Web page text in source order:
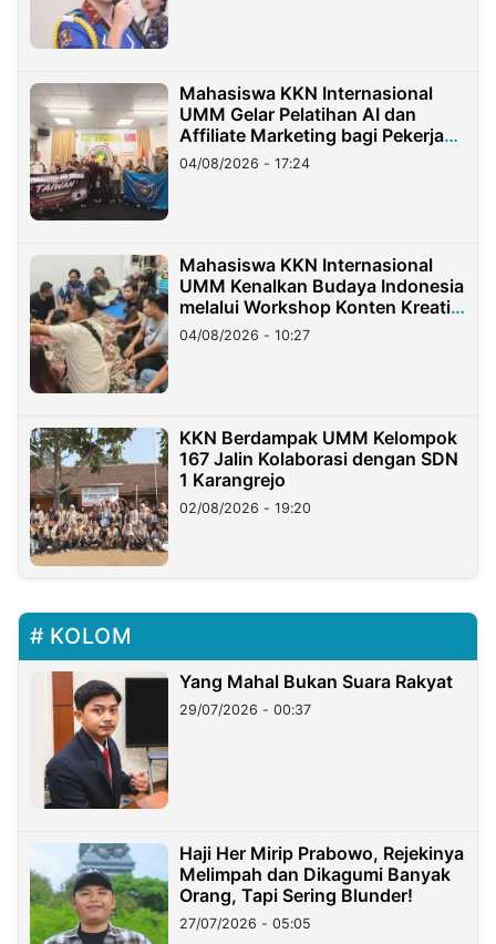
Mahasiswa KKN Internasional
UMM Gelar Pelatihan AI dan
Affiliate Marketing bagi Pekerja
Migran Indonesia di Taiwan
04/08/2026 - 17:24
Mahasiswa KKN Internasional
UMM Kenalkan Budaya Indonesia
melalui Workshop Konten Kreatif
di Taiwan
04/08/2026 - 10:27
KKN Berdampak UMM Kelompok
167 Jalin Kolaborasi dengan SDN
1 Karangrejo
02/08/2026 - 19:20
KOLOM
Yang Mahal Bukan Suara Rakyat
29/07/2026 - 00:37
Haji Her Mirip Prabowo, Rejekinya
Melimpah dan Dikagumi Banyak
Orang, Tapi Sering Blunder!
27/07/2026 - 05:05